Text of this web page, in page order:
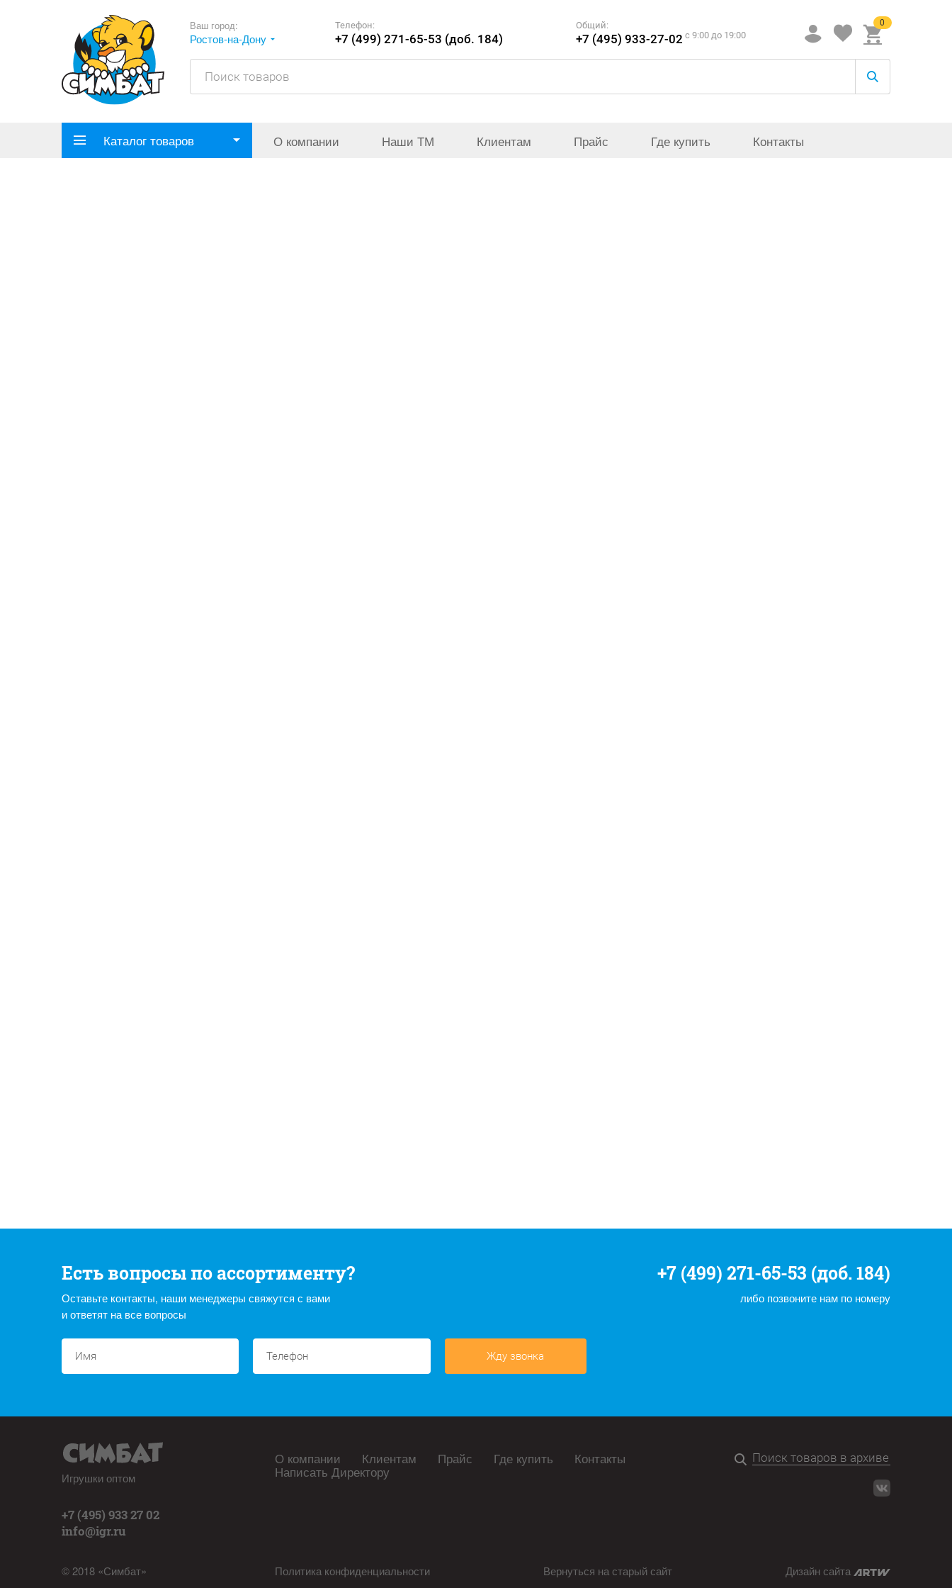
Ваш город:
Ростов-на-Дону
Телефон:
+7 (499) 271-65-53 (доб. 184)
Общий:
+7 (495) 933-27-02 c 9:00 до 19:00
0
Каталог товаров О компании Наши ТМ Клиентам Прайс Где купить Контакты
Есть вопросы по ассортименту?
Оставьте контакты, наши менеджеры свяжутся с вами
и ответят на все вопросы
+7 (499) 271-65-53 (доб. 184)
либо позвоните нам по номеру
Жду звонка
Игрушки оптом
+7 (495) 933 27 02
info@igr.ru
© 2018 «Симбат»
О компании Клиентам Прайс Где купить Контакты
Написать Директору
Политика конфиденциальности Вернуться на старый сайт Дизайн сайта